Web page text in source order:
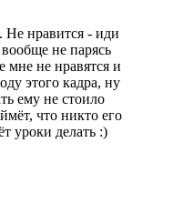
Не нравится - иди
не парясь
мне не нравятся и
этого кадра, ну
ему не стоило
что никто его
уроки делать :)